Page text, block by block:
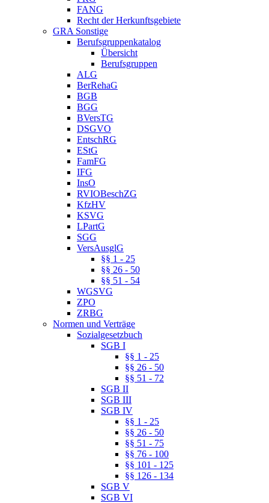
FANG
Recht der Herkunftsgebiete
GRA Sonstige
Berufsgruppenkatalog
Übersicht
Berufsgruppen
ALG
BerRehaG
BGB
BGG
BVersTG
DSGVO
EntschRG
EStG
FamFG
IFG
InsO
RVIOBeschZG
KfzHV
KSVG
LPartG
SGG
VersAusglG
§§ 1 - 25
§§ 26 - 50
§§ 51 - 54
WGSVG
ZPO
ZRBG
Normen und Verträge
Sozialgesetzbuch
SGB I
§§ 1 - 25
§§ 26 - 50
§§ 51 - 72
SGB II
SGB III
SGB IV
§§ 1 - 25
§§ 26 - 50
§§ 51 - 75
§§ 76 - 100
§§ 101 - 125
§§ 126 - 134
SGB V
SGB VI